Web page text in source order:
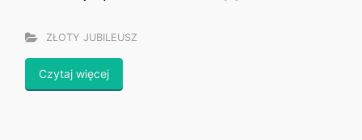
ZŁOTY JUBILEUSZ
Czytaj więcej